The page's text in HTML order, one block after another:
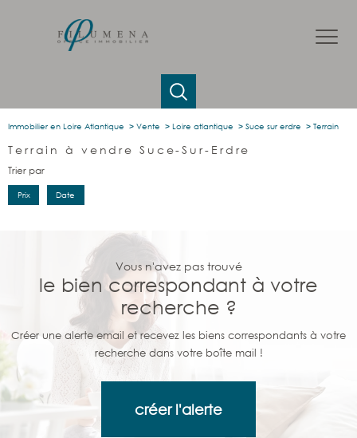
Immobilier en Loire Atlantique Vente Loire atlantique Suce sur erdre Terrain
Terrain à vendre Suce-Sur-Erdre
Trier par
Prix Date
Vous n'avez pas trouvé
le bien correspondant à votre
recherche ?
Créer une alerte email et recevez les biens correspondants à votre
recherche dans votre boîte mail !
créer l'alerte